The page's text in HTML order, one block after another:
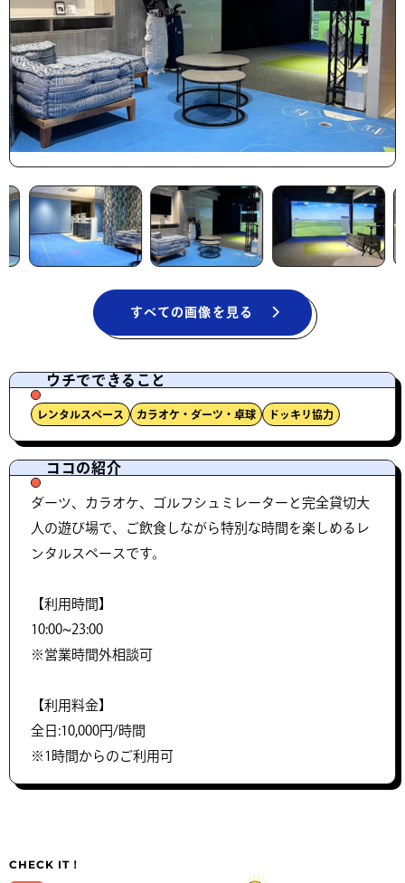
すべての画像を見る
ウチでできること
レンタルスペース カラオケ・ダーツ・卓球 ドッキリ協力
ココの紹介
ダーツ、カラオケ、ゴルフシュミレーターと完全貸切大
人の遊び場で、ご飲食しながら特別な時間を楽しめるレ
ンタルスペースです。
【利用時間】
10:00~23:00
※営業時間外相談可
【利用料金】
全日:10,000円/時間
※1時間からのご利用可